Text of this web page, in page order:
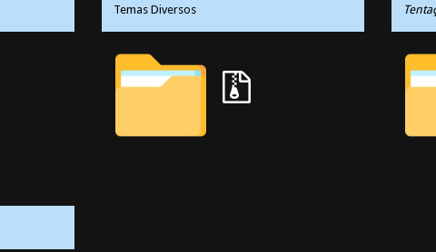
Temas Diversos